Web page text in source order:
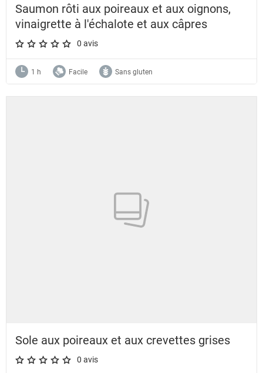
Saumon rôti aux poireaux et aux oignons,
vinaigrette à l'échalote et aux câpres
A star rating of 0 out of 5.
0 avis
1 h Facile Sans gluten
Sole aux poireaux et aux crevettes grises
A star rating of 0 out of 5.
0 avis